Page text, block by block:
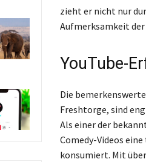
zieht er nicht nur
Aufmerksamkeit der
YouTube-
Die
Freshtorge, sind
Als einer der
Comedy-Videos
konsumiert. Mit